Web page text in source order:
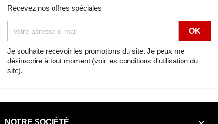
MARCHE
Lien
Voir
Africa Twin 750 SHASTA WHITE (NH138H) de 1992
Vue éclatée
MARCHE
Lien
Recevez nos offres spéciales
Je souhaite recevoir les promotions du site. Je peux me
désinscrire à tout moment (voir les conditions d'utilisation du
site).
NOTRE SOCIÉTÉ